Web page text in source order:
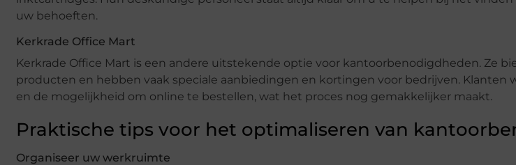
uw behoeften.
Kerkrade Office Mart
Kerkrade Office Mart is een andere uitstekende optie voor kantoorbenodigdheden. Ze
producten en hebben vaak speciale aanbiedingen en kortingen voor bedrijven. Klanten
en de mogelijkheid om online te bestellen, wat het proces nog gemakkelijker maakt.
Praktische tips voor het optimaliseren van
Organiseer uw werkruimte